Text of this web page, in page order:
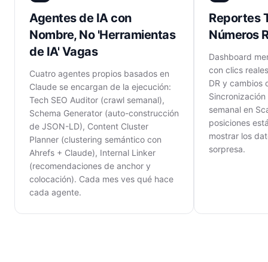
Agentes de IA con
Nombre, No 'Herramientas
de IA' Vagas
Cuatro agentes propios basados en
Claude se encargan de la ejecución:
Tech SEO Auditor (crawl semanal),
Schema Generator (auto-construcción
de JSON-LD), Content Cluster
Planner (clustering semántico con
Ahrefs + Claude), Internal Linker
(recomendaciones de anchor y
colocación). Cada mes ves qué hace
cada agente.
Reportes
Números
Dashboard
con clics
DR y cambios
semanal en
posiciones
mostrar los
sorpresa.